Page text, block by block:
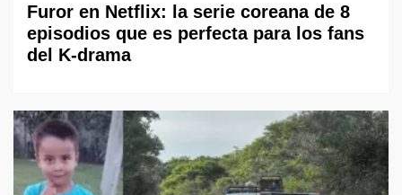
Furor en Netflix: la serie coreana de 8
episodios que es perfecta para los fans
del K-drama